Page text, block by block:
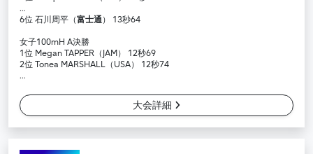
…
6位 石川周平（富士通） 13秒64
女子100mH A決勝
1位 Megan TAPPER（JAM） 12秒69
2位 Tonea MARSHALL（USA） 12秒74
...
大会詳細